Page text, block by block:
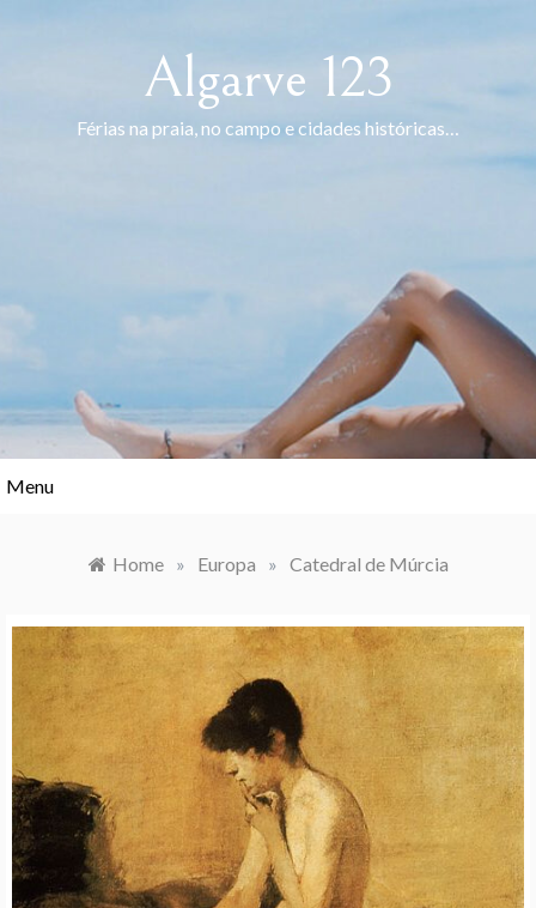
Algarve 123
Férias na praia, no campo e cidades históricas…
Menu
Home » Europa » Catedral de Múrcia